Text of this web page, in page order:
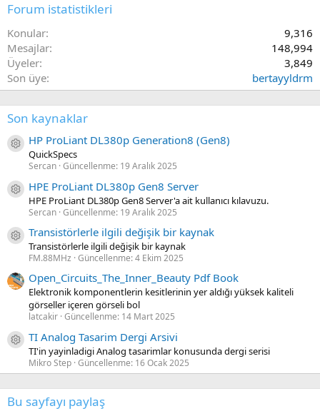
Forum istatistikleri
Konular
9,316
Mesajlar
148,994
Üyeler
3,849
Son üye
bertayyldrm
Son kaynaklar
Kaynak ikon/amblem
HP ProLiant DL380p Generation8 (Gen8)
QuickSpecs
Sercan Güncellenme: 19 Aralık 2025
Kaynak ikon/amblem
HPE ProLiant DL380p Gen8 Server
HPE ProLiant DL380p Gen8 Server'a ait kullanıcı kılavuzu.
Sercan Güncellenme: 19 Aralık 2025
Kaynak ikon/amblem
Transistörlerle ilgili değişik bir kaynak
Transistörlerle ilgili değişik bir kaynak
FM.88MHz Güncellenme:4 Ekim 2025
Open_Circuits_The_Inner_Beauty Pdf Book
Elektronik komponentlerin kesitlerinin yer aldığı yüksek kaliteli
görseller içeren görseli bol
latcakir Güncellenme: 14 Mart 2025
Kaynak ikon/amblem
TI Analog Tasarim Dergi Arsivi
TI'in yayinladigi Analog tasarimlar konusunda dergi serisi
Mikro Step Güncellenme: 16 Ocak 2025
Bu sayfayı paylaş